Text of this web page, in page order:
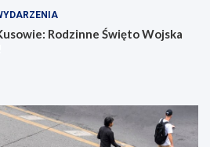
Rodzinne Święto Wojska